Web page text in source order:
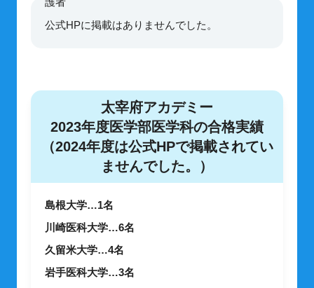
公式HPに掲載はありませんでした。
太宰府アカデミー
2023年度医学部医学科の合格実績
（2024年度は公式HPで掲載されてい
ませんでした。）
島根大学…1名
川崎医科大学…6名
久留米大学…4名
岩手医科大学…3名